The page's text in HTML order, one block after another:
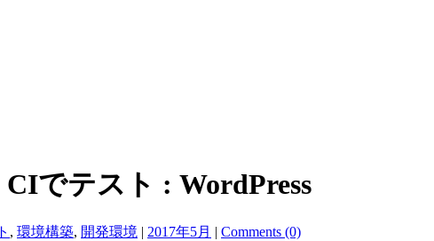
でテスト : WordPress
, 環境構築, 開発環境 | 2017年5月 | Comments (0)